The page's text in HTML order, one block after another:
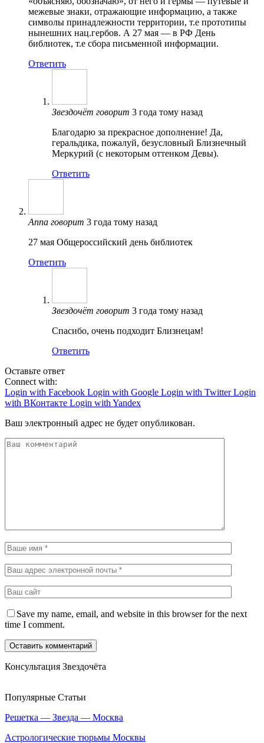
межевые знаки, отражающие информацию, а также
символы принадлежности территории, т.е прототипы
нынешних нац.гербов. А 27 мая — в РФ День
библиотек, т.е сбора письменной информации.
Ответить
Звездочёт говорит 3 года тому назад
Благодарю за прекрасное дополнение! Да,
геральдика, пожалуй, безусловный Близнечный
Меркурий (с некоторым оттенком Девы).
Ответить
Anna говорит 3 года тому назад
27 мая Общероссийский день библиотек
Ответить
Звездочёт говорит 3 года тому назад
Спасибо, очень подходит Близнецам!
Ответить
Оставьте ответ
Connect with:
Login with Facebook Login with Google Login with TwitterLogin
with ВКонтакте Login with Yandex
Ваш электронный адрес не будет опубликован.
Save my name, email, and website in this browser for the next
time I comment.
Консультация Звездочёта
Популярные Статьи
Решетка — Звезда — Москва
Астрологические тюрьмы Москвы